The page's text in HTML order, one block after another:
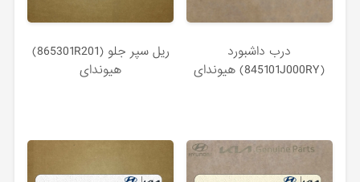
درب داشبورد
(845101J000RY) هیوندای
ريل سپر جلو (865301R201)
هیوندای